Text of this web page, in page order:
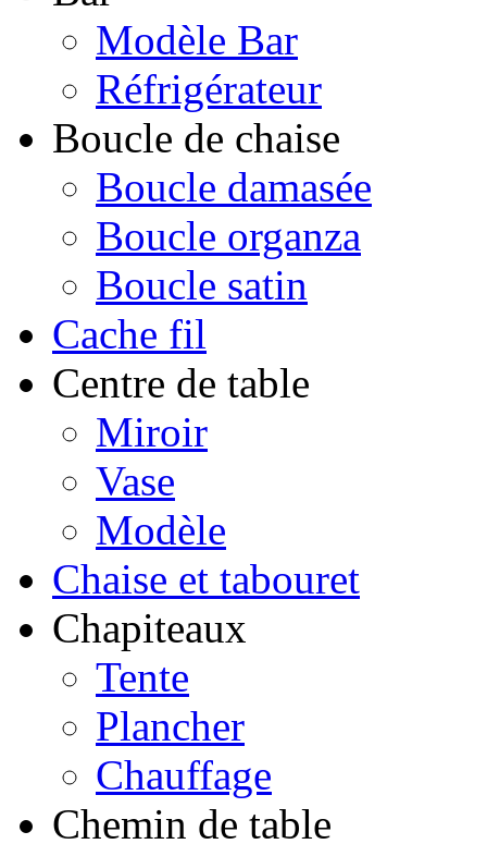
Modèle Bar
Réfrigérateur
Boucle de chaise
Boucle damasée
Boucle organza
Boucle satin
Cache fil
Centre de table
Miroir
Vase
Modèle
Chaise et tabouret
Chapiteaux
Tente
Plancher
Chauffage
Chemin de table